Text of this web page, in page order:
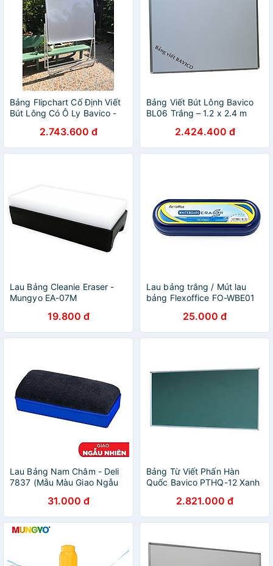
Bảng Flipchart Cố Định Viết
Bút Lông Có Ô Ly Bavico -
2.743.600 đ
Bảng Viết Bút Lông Bavico
BL06 Trắng – 1.2 x 2.4 m
2.424.400 đ
Lau Bảng Cleanie Eraser -
Mungyo EA-07M
19.800 đ
Lau bảng trắng / Mút lau
bảng Flexoffice FO-WBE01
25.000 đ
Lau Bảng Nam Châm - Deli
7837 (Mẫu Màu Giao Ngẫu
31.000 đ
Bảng Từ Viết Phấn Hàn
Quốc Bavico PTHQ-12 Xanh
2.821.000 đ